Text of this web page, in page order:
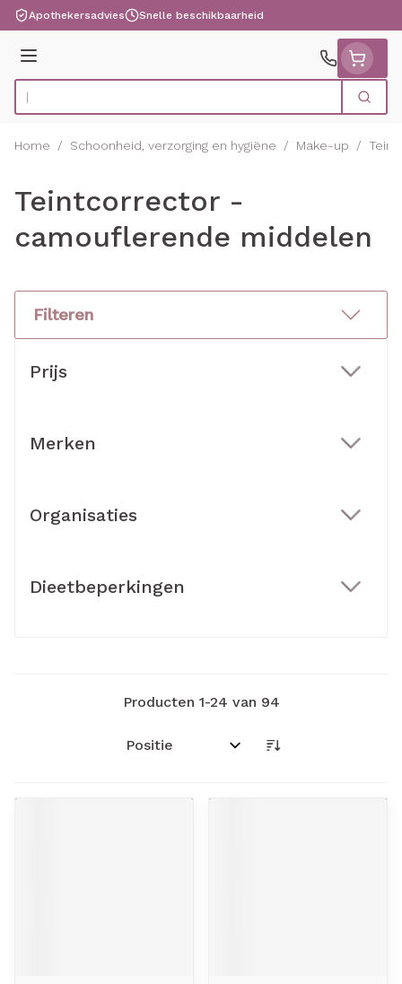
Ga naar de inhoud
Apothekersadvies Snelle beschikbaarheid
Menu
Product, merk, categorie... Zoek
Home / Schoonheid, verzorging en hygiëne / Make-up /
Teintcorrector -
camouflerende middelen
Filteren
Prijs
Merken
Organisaties
Dieetbeperkingen
Producten 1-24 van 94
Sorteer op: